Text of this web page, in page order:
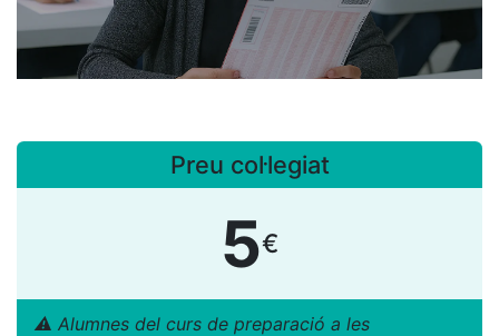
Preu col·legiat
5€
​⚠ Alumnes del curs de preparació a les